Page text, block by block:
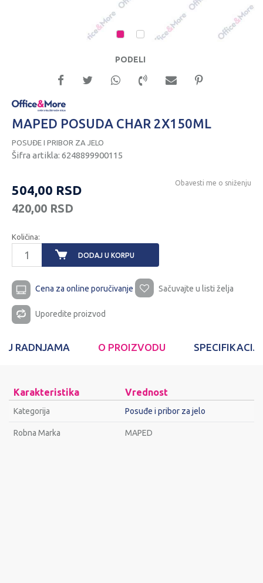
1 2
PODELI
MAPED POSUDA CHAR 2X150ML
POSUĐE I PRIBOR ZA JELO
Šifra artikla: 6248899900115
504,00 RSD
420,00 RSD
Obavesti me o sniženju
Količina:
DODAJ U KORPU
Cena za online poručivanje Sačuvajte u listi želja
Uporedite proizvod
U RADNJAMA O PROIZVODU
Karakteristika Vrednost
Kategorija Posuđe i pribor za jelo
Robna Marka MAPED